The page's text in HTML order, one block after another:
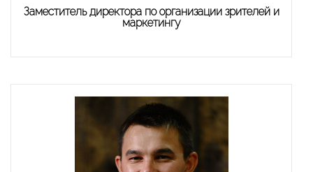
Заместитель директора по организации зрителей и
маркетингу